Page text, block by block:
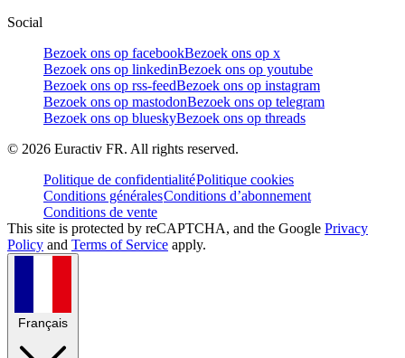
Social
Bezoek ons op facebookBezoek ons op x
Bezoek ons op linkedinBezoek ons op youtube
Bezoek ons op rss-feedBezoek ons op instagram
Bezoek ons op mastodonBezoek ons op telegram
Bezoek ons op blueskyBezoek ons op threads
© 2026 Euractiv FR. All rights reserved.
Politique de confidentialitéPolitique cookies
Conditions généralesConditions d’abonnement
Conditions de vente
This site is protected by reCAPTCHA, and the Google Privacy
Policy and Terms of Service apply.
Français